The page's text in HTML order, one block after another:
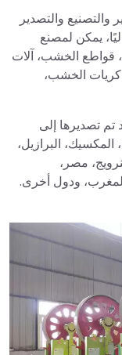
والتصدير
من 10 سنوات. حاليًا، يمكن لمصنع
قواطع الخشب، آلات
الخشب،
تصديرها إلى
المكسيك، البرازيل،
مصر،
المغرب، ودول أخرى.